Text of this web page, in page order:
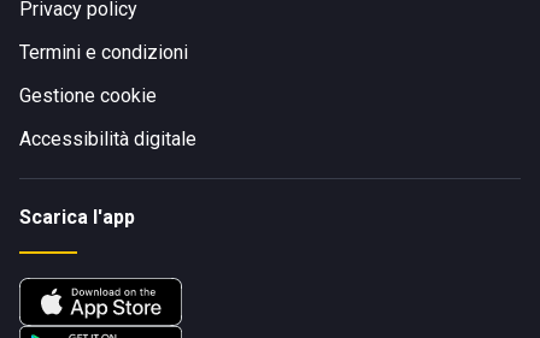
Privacy policy
Termini e condizioni
Gestione cookie
Accessibilità digitale
Scarica l'app